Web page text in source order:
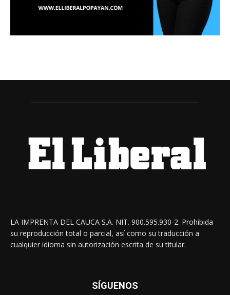
LA IMPRENTA DEL CAUCA S.A. NIT. 900.595.930-2. Prohibida
su reproducción total o parcial, así como su traducción a
cualquier idioma sin autorización escrita de su titular.
SÍGUENOS